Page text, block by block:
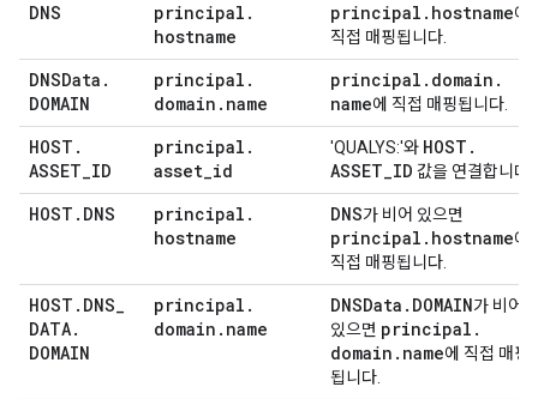
DNS principal .
hostname
principal . hostname에
직접 매핑됩니다.
DNSData .
DOMAIN
principal .
domain . name
principal . domain .
name에 직접 매핑됩니다.
HOST .
ASSET_ID
principal .
asset_id
'QUALYS:'와 HOST .
ASSET_ID 값을 연결합니다.
HOST . DNS principal .
hostname
DNS가 비어 있으면
principal . hostname에
직접 매핑됩니다.
HOST . DNS_
DATA.
DOMAIN
principal .
domain . name
DNSData . DOMAIN가 비어
있으면 principal .
domain . name에 직접 매핑
됩니다.